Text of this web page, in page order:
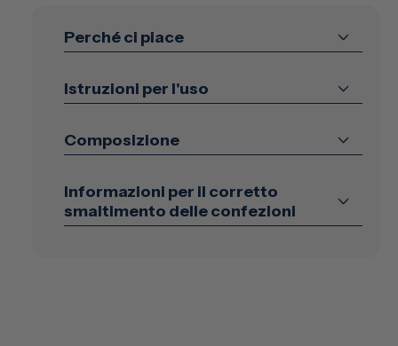
Perché ci piace
Istruzioni per l'uso
Composizione
Informazioni per il corretto
smaltimento delle confezioni